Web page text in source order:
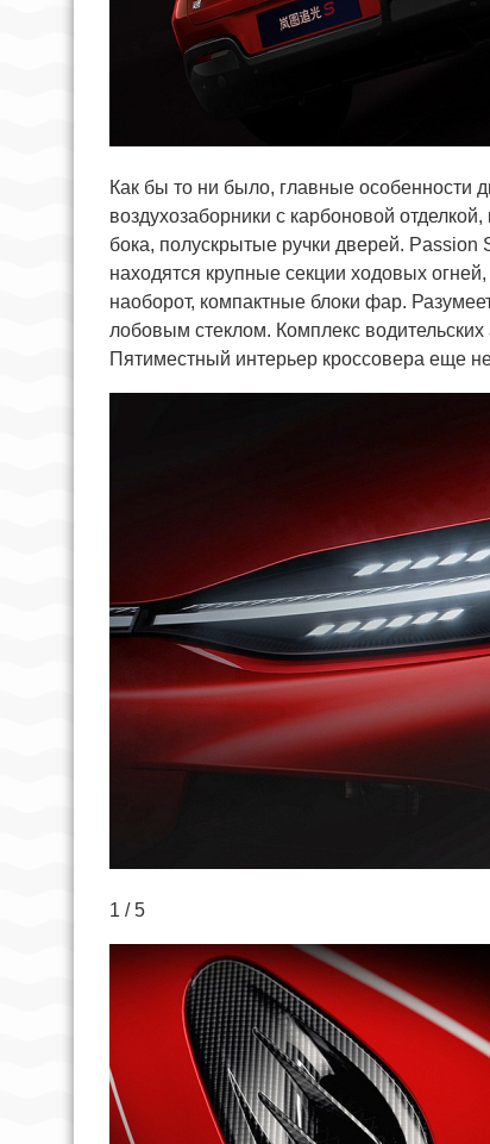
Как бы то ни было, главные особенности
воздухозаборники с карбоновой
бока, полускрытые ручки дверей. Passion
находятся крупные секции ходовых
наоборот, компактные блоки фар.
лобовым стеклом. Комплекс
Пятиместный интерьер кроссовера еще
1 / 5